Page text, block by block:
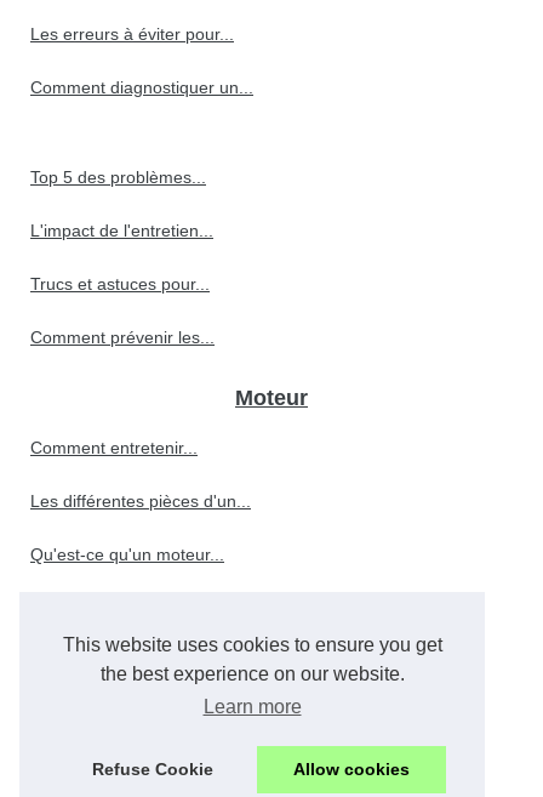
This website uses cookies to ensure you get
the best experience on our website.
Learn more
Refuse Cookie Allow cookies
Les erreurs à éviter pour...
Comment diagnostiquer un...
Top 5 des problèmes...
L'impact de l'entretien...
Trucs et astuces pour...
Comment prévenir les...
Moteur
Comment entretenir...
Les différentes pièces d'un...
Qu'est-ce qu'un moteur...
Le rôle crucial de l'huile...
Comment choisir le meilleur...